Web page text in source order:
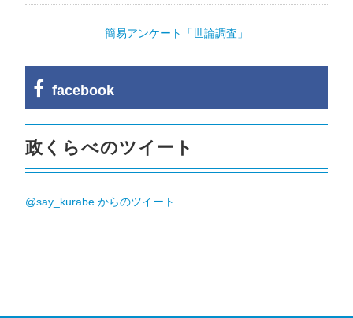
簡易アンケート「世論調査」
facebook
政くらべのツイート
@say_kurabe からのツイート